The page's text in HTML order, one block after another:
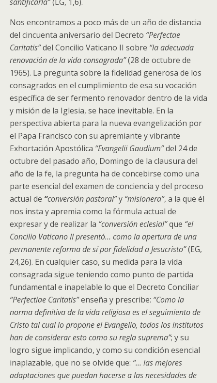
Nos encontramos a poco más de un año de distancia
del cincuenta aniversario del Decreto “Perfectae
Caritatis”del Concilio Vaticano II sobre “la adecuada
renovación de la vida consagrada”(28 de octubre de
1965). La pregunta sobre la fidelidad generosa de los
consagrados en el cumplimiento de esa su vocación
específica de ser fermento renovador dentro de la vida
y misión de la Iglesia, se hace inevitable. En la
perspectiva abierta para la nueva evangelización por
el Papa Francisco con su apremiante y vibrante
Exhortación Apostólica “Evangelii Gaudium”del 24 de
octubre del pasado año, Domingo de la clausura del
año de la fe, la pregunta ha de concebirse como una
parte esencial del examen de conciencia y del proceso
actual de “conversión pastoral”y “misionera”, a la que él
nos insta y apremia como la fórmula actual de
expresar y de realizar la “conversión eclesial”que “el
Concilio Vaticano II presentó… como la apertura de una
permanente reforma de sí por fidelidad a Jesucristo”(EG,
24,26). En cualquier caso, su medida para la vida
consagrada sigue teniendo como punto de partida
fundamental e inapelable lo que el Decreto Conciliar
“Perfectiae Caritatis”enseña y prescribe: “Como la
norma definitiva de la vida religiosa es el seguimiento de
Cristo tal cual lo propone el Evangelio, todos los institutos
han de considerar esto como su regla suprema”; y su
logro sigue implicando, y como su condición esencial
inaplazable, que no se olvide que: “… las mejores
adaptaciones que puedan hacerse a las necesidades de